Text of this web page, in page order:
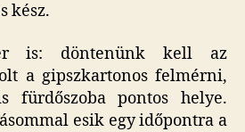
kész.
is: döntenünk kell az
a gipszkartonos felmérni,
fürdőszoba pontos helye.
esik egy időpontra a